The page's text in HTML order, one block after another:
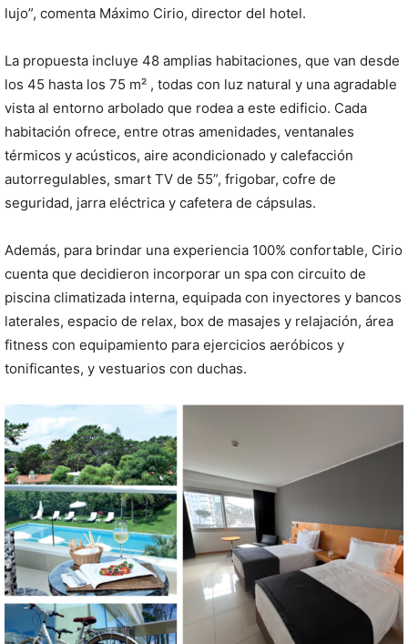
lujo”, comenta Máximo Cirio, director del hotel.
La propuesta incluye 48 amplias habitaciones, que van desde
los 45 hasta los 75 m² , todas con luz natural y una agradable
vista al entorno arbolado que rodea a este edificio. Cada
habitación ofrece, entre otras amenidades, ventanales
térmicos y acústicos, aire acondicionado y calefacción
autorregulables, smart TV de 55”, frigobar, cofre de
seguridad, jarra eléctrica y cafetera de cápsulas.
Además, para brindar una experiencia 100% confortable, Cirio
cuenta que decidieron incorporar un spa con circuito de
piscina climatizada interna, equipada con inyectores y bancos
laterales, espacio de relax, box de masajes y relajación, área
fitness con equipamiento para ejercicios aeróbicos y
tonificantes, y vestuarios con duchas.